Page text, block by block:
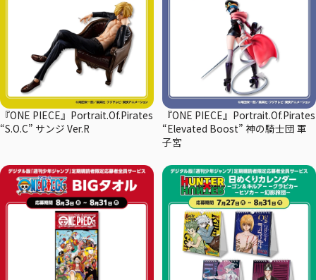
『ONE PIECE』Portrait.Of.Pirates
“S.O.C” サンジ Ver.R
『ONE PIECE』Portrait.Of.Pirates
“Elevated Boost” 神の騎士団 軍
子宮